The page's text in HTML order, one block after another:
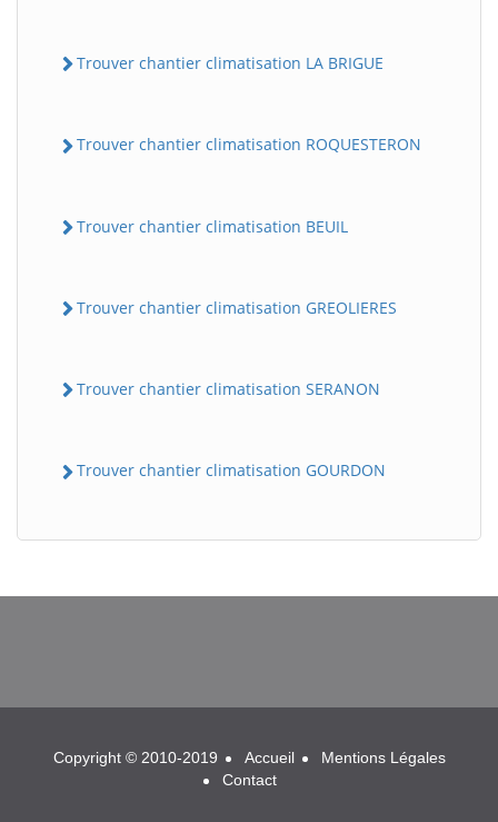
Trouver chantier climatisation LA BRIGUE
Trouver chantier climatisation ROQUESTERON
Trouver chantier climatisation BEUIL
Trouver chantier climatisation GREOLIERES
Trouver chantier climatisation SERANON
Trouver chantier climatisation GOURDON
B
Copyright © 2010-2019 Accueil
Mentions Légales
Contact